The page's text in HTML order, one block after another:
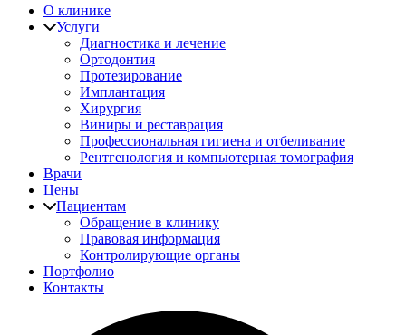
О клинике
Услуги
Диагностика и лечение
Ортодонтия
Протезирование
Имплантация
Хирургия
Виниры и реставрация
Профессиональная гигиена и отбеливание
Рентгенология и компьютерная томография
Врачи
Цены
Пациентам
Обращение в клинику
Правовая информация
Контролирующие органы
Портфолио
Контакты